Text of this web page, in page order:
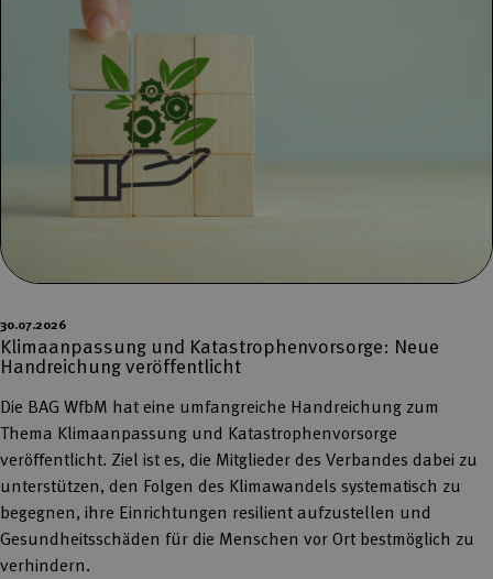
30.07.2026
Klimaanpassung und Katastrophenvorsorge: Neue
Handreichung veröffentlicht
Die BAG WfbM hat eine umfangreiche Handreichung zum
Thema Klimaanpassung und Katastrophenvorsorge
veröffentlicht. Ziel ist es, die Mitglieder des Verbandes dabei zu
unterstützen, den Folgen des Klimawandels systematisch zu
begegnen, ihre Einrichtungen resilient aufzustellen und
Gesundheitsschäden für die Menschen vor Ort bestmöglich zu
verhindern.